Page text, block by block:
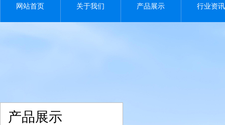
网站首页 关于我们 产品展示 行业资讯
产品展示